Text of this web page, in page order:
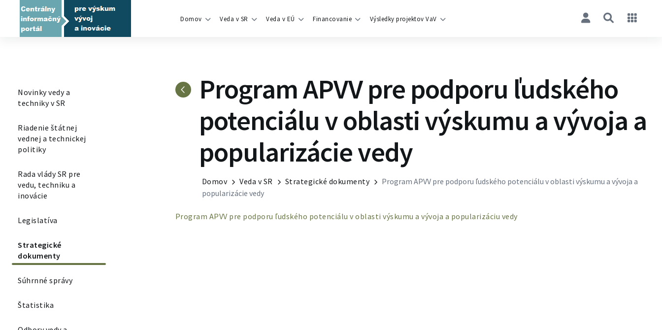
Domov Veda v SR Veda v EÚ Financovanie Výsledky projektov VaV
Novinky vedy a
techniky v SR
Riadenie štátnej
vednej a technickej
politiky
Rada vlády SR pre
vedu, techniku a
inovácie
Legislatíva
Strategické
dokumenty
Súhrnné správy
Štatistika
Program APVV pre podporu ľudského
potenciálu v oblasti výskumu a vývoja a
popularizácie vedy
Domov Veda v SR Strategické dokumenty
Program APVV pre podporu ľudského potenciálu v oblasti výskumu a vývoja a
popularizácie vedy
Program APVV pre podporu ľudského potenciálu v oblasti výskumu a vývoja a popularizáciu vedy